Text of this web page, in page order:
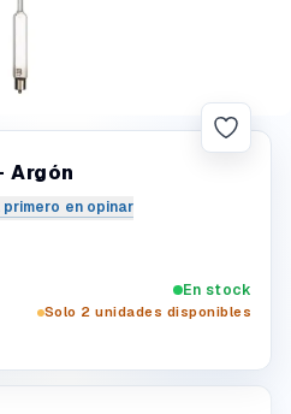
Argón
primero en opinar
En stock
Solo 2 unidades disponibles